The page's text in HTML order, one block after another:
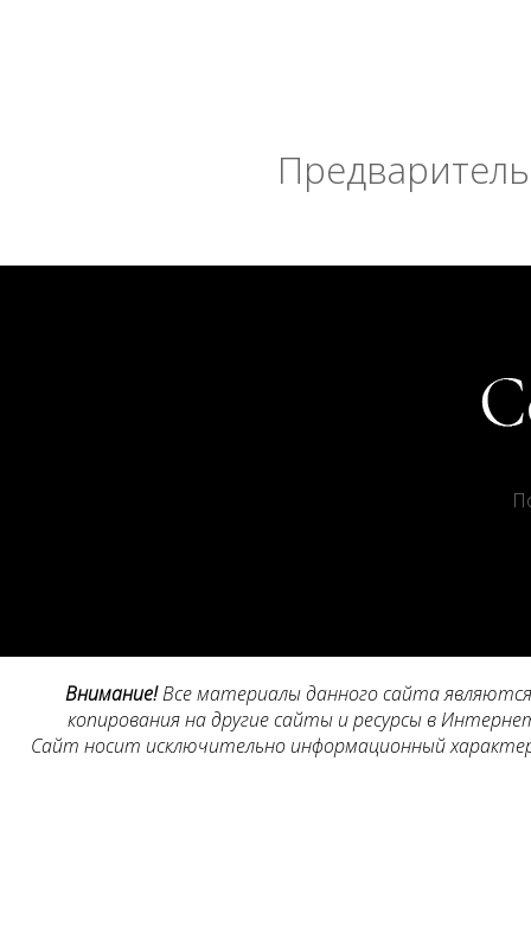
Внимание!Все материалы данного сайта
копирования на другие сайты и ресурсы в
Сайт носит исключительно информационный